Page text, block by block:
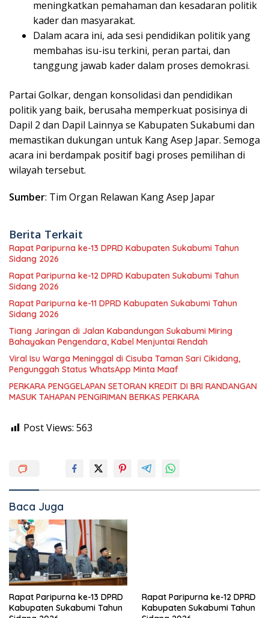
meningkatkan pemahaman dan kesadaran politik
kader dan masyarakat.
Dalam acara ini, ada sesi pendidikan politik yang
membahas isu-isu terkini, peran partai, dan
tanggung jawab kader dalam proses demokrasi.
Partai Golkar, dengan konsolidasi dan pendidikan
politik yang baik, berusaha memperkuat posisinya di
Dapil 2 dan Dapil Lainnya se Kabupaten Sukabumi dan
memastikan dukungan untuk Kang Asep Japar. Semoga
acara ini berdampak positif bagi proses pemilihan di
wilayah tersebut.
Sumber: Tim Organ Relawan Kang Asep Japar
Berita Terkait
Rapat Paripurna ke-13 DPRD Kabupaten Sukabumi Tahun
Sidang 2026
Rapat Paripurna ke-12 DPRD Kabupaten Sukabumi Tahun
Sidang 2026
Rapat Paripurna ke-11 DPRD Kabupaten Sukabumi Tahun
Sidang 2026
Tiang Jaringan di Jalan Kabandungan Sukabumi Miring
Bahayakan Pengendara, Kabel Menjuntai Rendah
Viral Isu Warga Meninggal di Cisuba Taman Sari Cikidang,
Pengunggah Status WhatsApp Minta Maaf
PERKARA PENGGELAPAN SETORAN KREDIT DI BRI RANDANGAN
MASUK TAHAPAN PENGIRIMAN BERKAS PERKARA
Post Views: 563
Baca Juga
Rapat Paripurna ke-13 DPRD
Kabupaten Sukabumi Tahun
Rapat Paripurna ke-12 DPRD
Kabupaten Sukabumi Tahun